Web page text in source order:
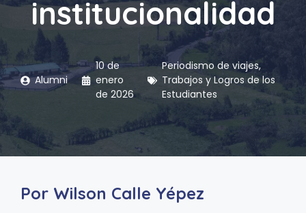
institucionalidad
Alumni
10 de
enero
de 2026
Periodismo de viajes,
Trabajos y Logros de los
Estudiantes
Por Wilson Calle Yépez